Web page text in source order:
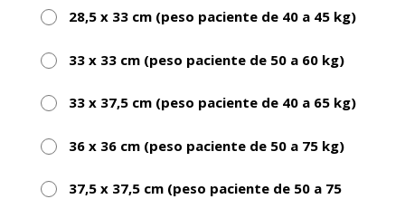
28,5 x 33 cm (peso paciente de 40 a 45 kg)
33 x 33 cm (peso paciente de 50 a 60 kg)
33 x 37,5 cm (peso paciente de 40 a 65 kg)
36 x 36 cm (peso paciente de 50 a 75 kg)
37,5 x 37,5 cm (peso paciente de 50 a 75